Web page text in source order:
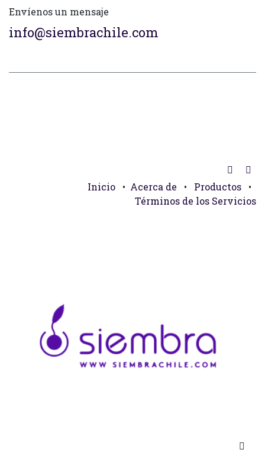
Envíenos un mensaje
info@siembrachile.com
Inicio • Acerca de • Productos
•
Términos de los Servicios